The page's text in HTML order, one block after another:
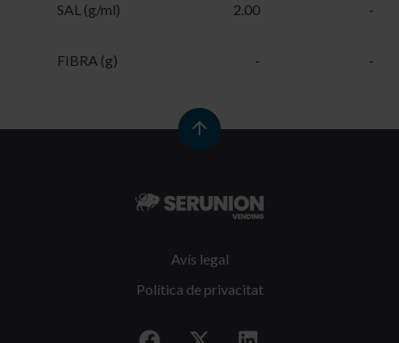
SAL (g/ml) 2.00 -
FIBRA (g) - -
Avís legal
Política de privacitat